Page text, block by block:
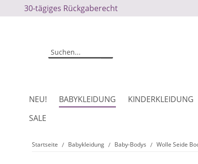
30-tägiges Rückgaberecht
NEU! BABYKLEIDUNG KINDERKLEIDUNG
SALE
Startseite Babykleidung Baby-Bodys Wolle Seide